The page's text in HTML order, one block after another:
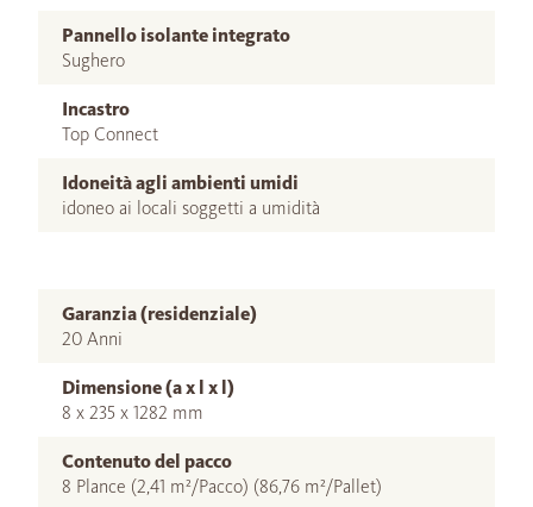
Pannello isolante integrato
Sughero
Incastro
Top Connect
Idoneità agli ambienti umidi
idoneo ai locali soggetti a umidità
Garanzia (residenziale)
20 Anni
Dimensione (a x l x l)
8 x 235 x 1282 mm
Contenuto del pacco
8 Plance (2,41 m²/Pacco) (86,76 m²/Pallet)